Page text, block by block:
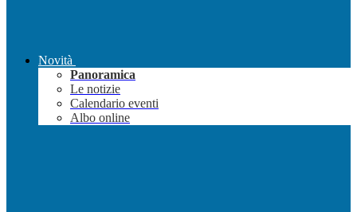
Novità
Panoramica
Le notizie
Calendario eventi
Albo online